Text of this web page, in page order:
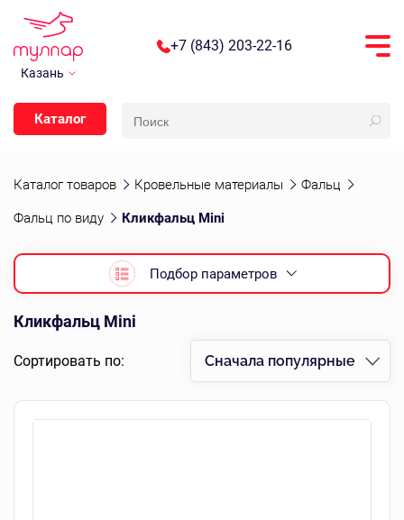
Казань
+7 (843) 203-22-16
Каталог
Каталог товаров Кровельные материалы Фальц
Фальц по виду Кликфальц Mini
Подбор параметров
Кликфальц Mini
Сортировать по: Сначала популярные